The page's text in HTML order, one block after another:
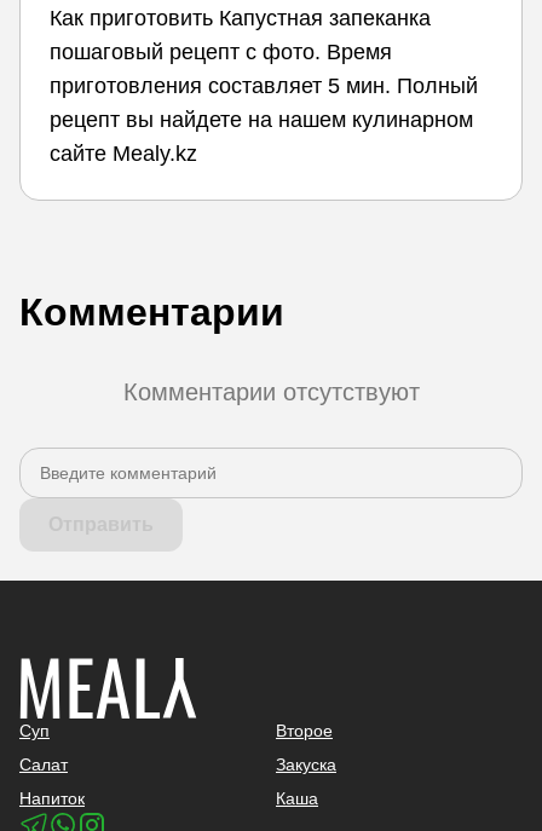
Как приготовить Капустная запеканка
пошаговый рецепт с фото. Время
приготовления составляет 5 мин. Полный
рецепт вы найдете на нашем кулинарном
сайте Mealy.kz
Комментарии
Комментарии отсутствуют
Суп
Второе
Салат
Закуска
Напиток
Каша